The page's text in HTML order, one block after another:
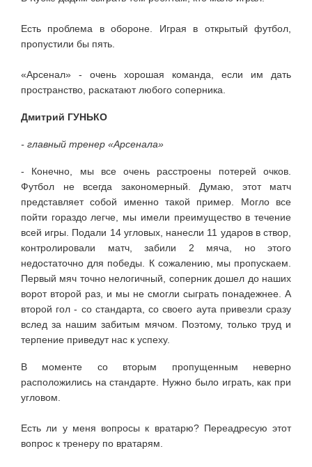
Есть проблема в обороне. Играя в открытый футбол,
пропустили бы пять.
«Арсенал» - очень хорошая команда, если им дать
пространство, раскатают любого соперника.
Дмитрий ГУНЬКО
- главный тренер «Арсенала»
- Конечно, мы все очень расстроены потерей очков.
Футбол не всегда закономерный. Думаю, этот матч
представляет собой именно такой пример. Могло все
пойти гораздо легче, мы имели преимущество в течение
всей игры. Подали 14 угловых, нанесли 11 ударов в створ,
контролировали матч, забили 2 мяча, но этого
недостаточно для победы. К сожалению, мы пропускаем.
Первый мяч точно нелогичный, соперник дошел до наших
ворот второй раз, и мы не смогли сыграть понадежнее. А
второй гол - со стандарта, со своего аута привезли сразу
вслед за нашим забитым мячом. Поэтому, только труд и
терпение приведут нас к успеху.
В моменте со вторым пропущенным неверно
расположились на стандарте. Нужно было играть, как при
угловом.
Есть ли у меня вопросы к вратарю? Переадресую этот
вопрос к тренеру по вратарям.